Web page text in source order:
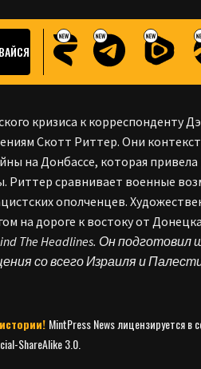
кризиса к корреспонденту
Скотт Риттер. Они
на Донбассе, которая
Риттер сравнивает военные
ополченцев.
на дороге к востоку от
The Headlines. Он
со всего Израиля и
MintPress News лицензируется в
ShareAlike 3.0.